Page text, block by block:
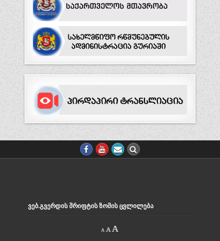
ᲕᲔᲑ.ᲒᲕᲔᲠᲓᲘᲡ ᲨᲠᲘᲤᲢᲘᲡ ᲖᲝᲛᲘᲡ ᲪᲕᲚᲘᲚᲔᲑᲐ
A
Decrease
font
A Reset
A